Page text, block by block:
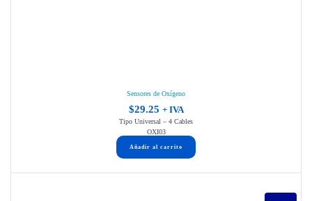
Sensores de Oxígeno
$29.25 + IVA
Tipo Universal – 4 Cables
OXI03
Añadir al carrito